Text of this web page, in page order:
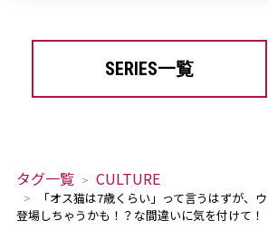
SERIES一覧
タグ一覧 CULTURE
「オス猫は7歳くらい」って言うはずが、
登場しちゃうかも！？な間違いに気を付けて！